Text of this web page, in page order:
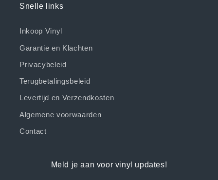
Snelle links
Inkoop Vinyl
Garantie en Klachten
Privacybeleid
Terugbetalingsbeleid
Levertijd en Verzendkosten
Algemene voorwaarden
Contact
Meld je aan voor vinyl updates!